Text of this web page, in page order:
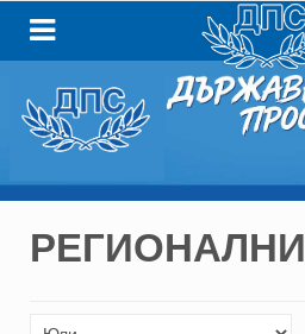
РЕГИОНАЛНИ